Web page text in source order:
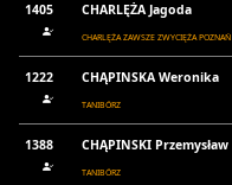
1405 CHARLĘŻA Jagoda
CHARLĘŻA ZAWSZE ZWYCIĘŻA POZNAŃ
1222 CHĄPINSKA Weronika
TANIBÓRZ
1388 CHĄPINSKI Przemysław
TANIBÓRZ